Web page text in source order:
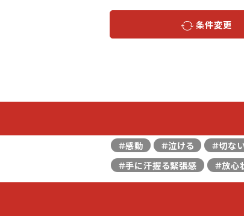
条件変更
＃感動 ＃泣ける ＃切な
＃手に汗握る緊張感
＃放心